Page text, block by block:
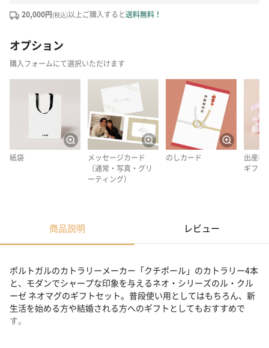
20,000円(税込)以上ご購入すると送料無料！
オプション
購入フォームにて選択いただけます
紙袋
メッセージカード
（通常・写真・グリ
ーティング）
のしカード
出産祝
ギフト
商品説明 レビュー
ポルトガルのカトラリーメーカー「クチポール」のカトラリー4本
と、モダンでシャープな印象を与えるネオ・シリーズのル・クル
ーゼ ネオマグのギフトセット。普段使い用としてはもちろん、新
生活を始める方や結婚される方へのギフトとしてもおすすめで
す。